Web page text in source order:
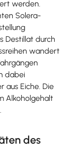
werden.
Solera-
Destillat durch
wandert
dabei
aus Eiche. Die
Alkoholgehalt
des